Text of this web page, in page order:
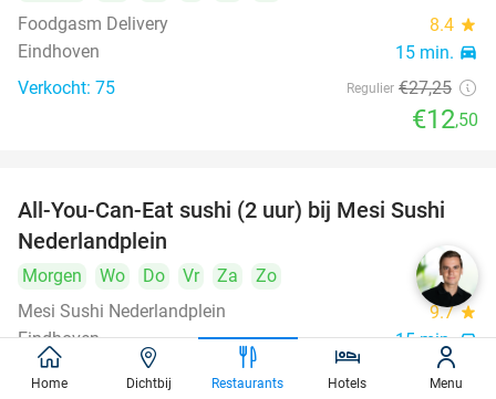
Foodgasm Delivery
8.4 star
Eindhoven 15 min. directions_car
Verkocht: 75 Regulier €27,25
€12,50
21%
All-You-Can-Eat sushi (2 uur) bij Mesi Sushi
Nederlandplein
Morgen Wo Do Vr Za
Zo
Mesi Sushi Nederlandplein
9.7star
Eindhoven 15 min.directions_car
Verkocht: 552 Regulier ,95
Home Dichtbij Restaurants Hotels Menu